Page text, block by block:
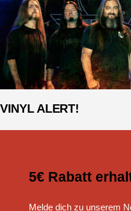
VINYL ALERT!
5€ Rabatt
Melde dich zu unserem